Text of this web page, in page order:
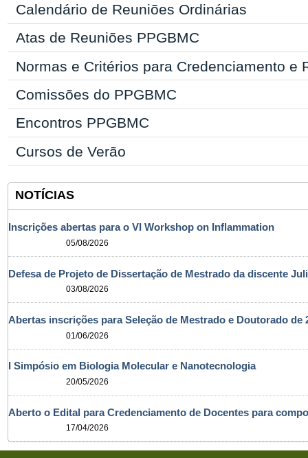
Calendário de Reuniões Ordinárias
Atas de Reuniões PPGBMC
Normas e Critérios para Credenciamento e
Comissões do PPGBMC
Encontros PPGBMC
Cursos de Verão
NOTÍCIAS
Inscrições abertas para o VI Workshop on Inflammation
05/08/2026
Defesa de Projeto de Dissertação de Mestrado da discente
03/08/2026
Abertas inscrições para Seleção de Mestrado e Doutorado de
01/06/2026
I Simpósio em Biologia Molecular e Nanotecnologia
20/05/2026
Aberto o Edital para Credenciamento de Docentes para
17/04/2026